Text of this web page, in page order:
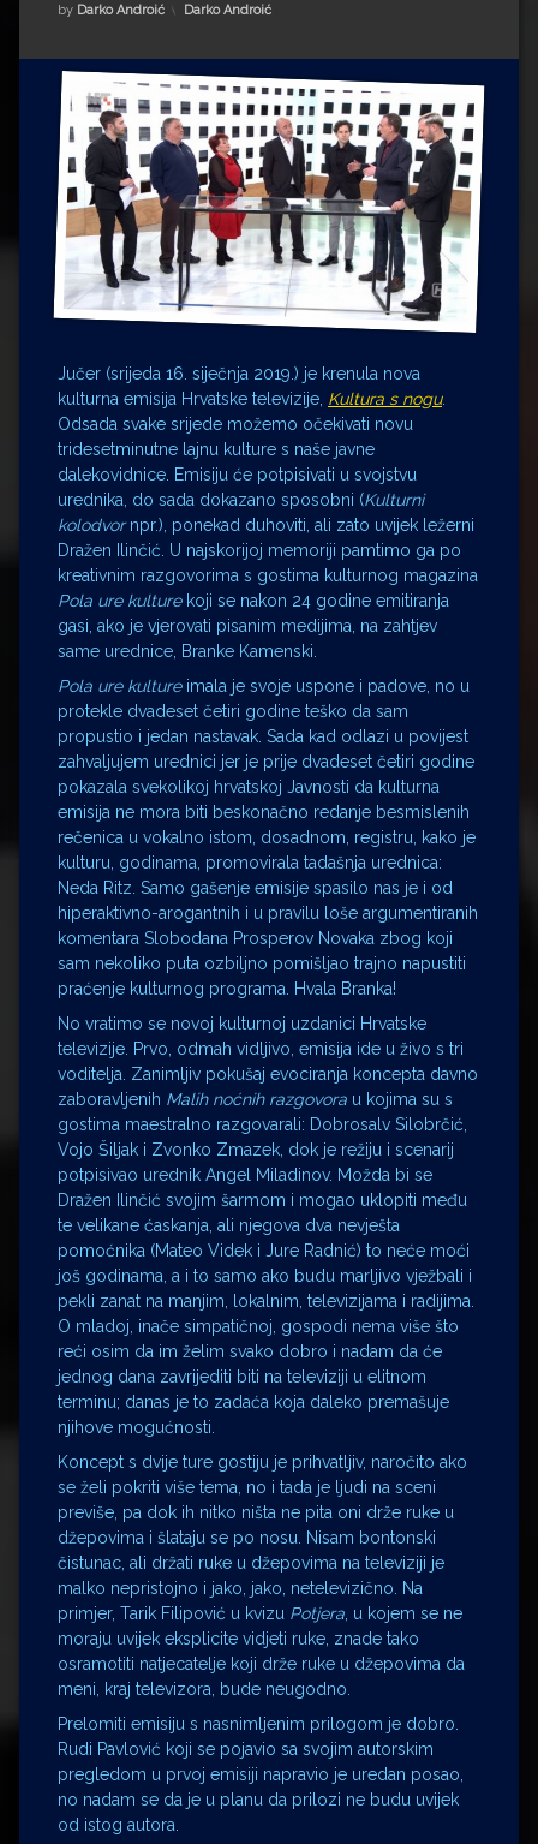
Impressum
Milenko Strižak
Drugi autori
Drugi autori
Matea Andrić
Ljiljana Lekanić-Kljaić
Željko Krznarić
Mario Lovreković
by Darko Androić Kategorije:
Darko Androić
Jučer (srijeda 16. siječnja 2019.) je krenula nova
kulturna emisija Hrvatske televizije, Kultura s nogu.
Odsada svake srijede možemo očekivati novu
tridesetminutne lajnu kulture s naše javne
dalekovidnice. Emisiju će potpisivati u svojstvu
urednika, do sada dokazano sposobni (Kulturni
kolodvornpr.), ponekad duhoviti, ali zato uvijek ležerni
Dražen Ilinčić. U najskorijoj memoriji pamtimo ga po
kreativnim razgovorima s gostima kulturnog magazina
Pola ure kulturekoji se nakon 24 godine emitiranja
gasi, ako je vjerovati pisanim medijima, na zahtjev
same urednice, Branke Kamenski.
Pola ure kultureimala je svoje uspone i padove, no u
protekle dvadeset četiri godine teško da sam
propustio i jedan nastavak. Sada kad odlazi u povijest
zahvaljujem urednici jer je prije dvadeset četiri godine
pokazala svekolikoj hrvatskoj Javnosti da kulturna
emisija ne mora biti beskonačno redanje besmislenih
rečenica u vokalno istom, dosadnom, registru, kako je
kulturu, godinama, promovirala tadašnja urednica:
Neda Ritz. Samo gašenje emisije spasilo nas je i od
hiperaktivno-arogantnih i u pravilu loše argumentiranih
komentara Slobodana Prosperov Novaka zbog koji
sam nekoliko puta ozbiljno pomišljao trajno napustiti
praćenje kulturnog programa. Hvala Branka!
No vratimo se novoj kulturnoj uzdanici Hrvatske
televizije. Prvo, odmah vidljivo, emisija ide u živo s tri
voditelja. Zanimljiv pokušaj evociranja koncepta davno
zaboravljenih Malih noćnih razgovora u kojima su s
gostima maestralno razgovarali: Dobrosalv Silobrčić,
Vojo Šiljak i Zvonko Zmazek, dok je režiju i scenarij
potpisivao urednik Angel Miladinov. Možda bi se
Dražen Ilinčić svojim šarmom i mogao uklopiti među
te velikane ćaskanja, ali njegova dva nevješta
pomoćnika (Mateo Videk i Jure Radnić) to neće moći
još godinama, a i to samo ako budu marljivo vježbali i
pekli zanat na manjim, lokalnim, televizijama i radijima.
O mladoj, inače simpatičnoj, gospodi nema više što
reći osim da im želim svako dobro i nadam da će
jednog dana zavrijediti biti na televiziji u elitnom
terminu; danas je to zadaća koja daleko premašuje
njihove mogućnosti.
Koncept s dvije ture gostiju je prihvatljiv, naročito ako
se želi pokriti više tema, no i tada je ljudi na sceni
previše, pa dok ih nitko ništa ne pita oni drže ruke u
džepovima i šlataju se po nosu. Nisam bontonski
čistunac, ali držati ruke u džepovima na televiziji je
malko nepristojno i jako, jako, netelevizično. Na
primjer, Tarik Filipović u kvizu Potjera , u kojem se ne
moraju uvijek eksplicite vidjeti ruke, znade tako
osramotiti natjecatelje koji drže ruke u džepovima da
meni, kraj televizora, bude neugodno.
Prelomiti emisiju s nasnimljenim prilogom je dobro.
Rudi Pavlović koji se pojavio sa svojim autorskim
pregledom u prvoj emisiji napravio je uredan posao,
no nadam se da je u planu da prilozi ne budu uvijek
od istog autora.